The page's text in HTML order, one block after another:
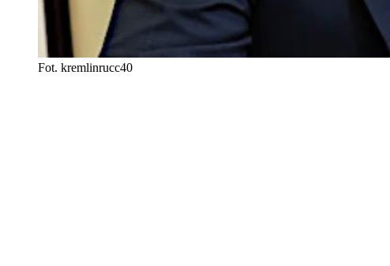
Fot. kremlinrucc40